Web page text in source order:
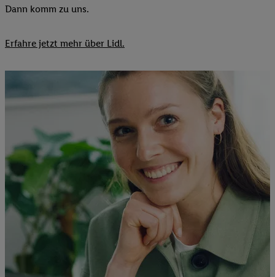
Dann komm zu uns.​
Erfahre jetzt mehr über Lidl.